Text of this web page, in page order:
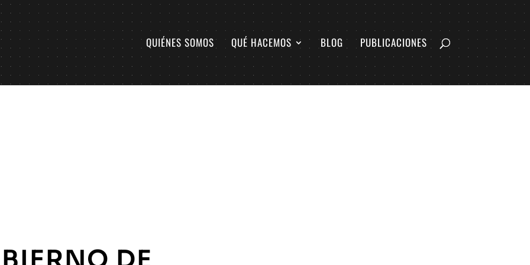
QUIÉNES SOMOS QUÉ HACEMOS BLOG PUBLICACIONES